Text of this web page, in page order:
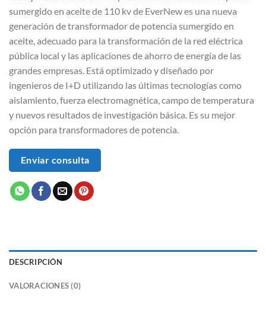
sumergido en aceite de 110 kv de EverNew es una nueva
generación de transformador de potencia sumergido en
aceite, adecuado para la transformación de la red eléctrica
pública local y las aplicaciones de ahorro de energía de las
grandes empresas. Está optimizado y diseñado por
ingenieros de I+D utilizando las últimas tecnologías como
aislamiento, fuerza electromagnética, campo de temperatura
y nuevos resultados de investigación básica. Es su mejor
opción para transformadores de potencia.
Enviar consulta
DESCRIPCIÓN
VALORACIONES (0)